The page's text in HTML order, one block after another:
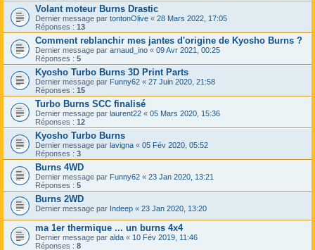
Volant moteur Burns Drastic
Dernier message par tontonOlive « 28 Mars 2022, 17:05
Réponses : 13
Comment reblanchir mes jantes d'origine de Kyosho Burns ?
Dernier message par arnaud_ino « 09 Avr 2021, 00:25
Réponses : 5
Kyosho Turbo Burns 3D Print Parts
Dernier message par Funny62 « 27 Juin 2020, 21:58
Réponses : 15
Turbo Burns SCC finalisé
Dernier message par laurent22 « 05 Mars 2020, 15:36
Réponses : 12
Kyosho Turbo Burns
Dernier message par lavigna « 05 Fév 2020, 05:52
Réponses : 3
Burns 4WD
Dernier message par Funny62 « 23 Jan 2020, 13:21
Réponses : 5
Burns 2WD
Dernier message par Indeep « 23 Jan 2020, 13:20
ma 1er thermique ... un burns 4x4
Dernier message par alda « 10 Fév 2019, 11:46
Réponses : 8